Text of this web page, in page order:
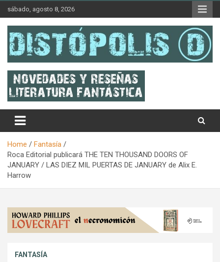
content
sábado, agosto 8, 2026
Distópolis
Home
Fantasía
Roca Editorial publicará THE TEN THOUSAND DOORS OF
JANUARY / LAS DIEZ MIL PUERTAS DE JANUARY de Alix E.
Harrow
FANTASÍA